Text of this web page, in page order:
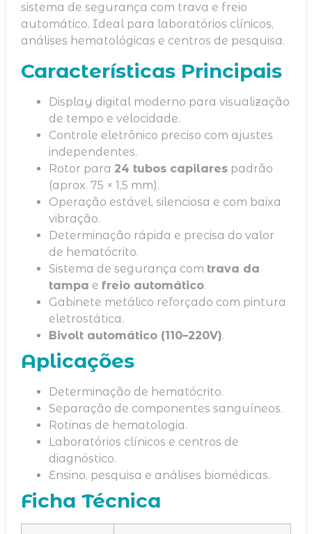
sistema de segurança com trava e freio
automático. Ideal para laboratórios clínicos,
análises hematológicas e centros de pesquisa.
Características Principais
Display digital moderno para visualização
de tempo e velocidade.
Controle eletrônico preciso com ajustes
independentes.
Rotor para 24 tubos capilares padrão
(aprox. 75 × 1,5 mm).
Operação estável, silenciosa e com baixa
vibração.
Determinação rápida e precisa do valor
de hematócrito.
Sistema de segurança com trava da
tampa e freio automático.
Gabinete metálico reforçado com pintura
eletrostática.
Bivolt automático (110–220V).
Aplicações
Determinação de hematócrito.
Separação de componentes sanguíneos.
Rotinas de hematologia.
Laboratórios clínicos e centros de
diagnóstico.
Ensino, pesquisa e análises biomédicas.
Ficha Técnica